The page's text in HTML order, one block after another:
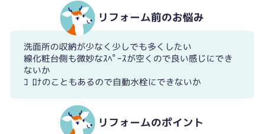
リフォーム前のお悩み
洗面所の収納が少なく少しでも多くしたい
線化粧台側も微妙なｽﾍﾟｰｽが空くので良い感じにでき
ないか
ｺﾛﾅのこともあるので自動水栓にできないか
リフォームのポイント